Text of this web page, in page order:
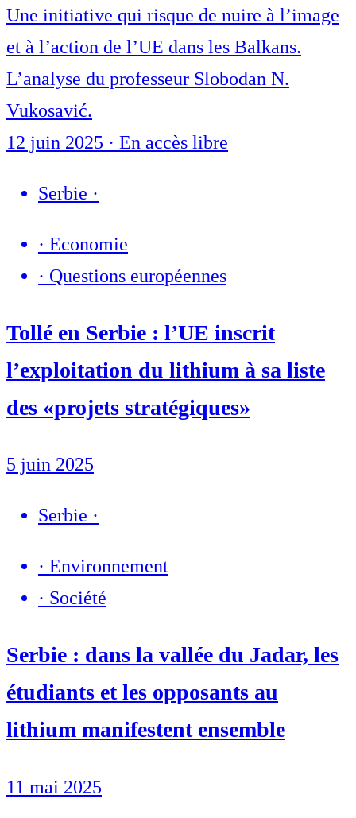
Une initiative qui risque de nuire à l’image
et à l’action de l’UE dans les Balkans.
L’analyse du professeur Slobodan N.
Vukosavić.
12 juin 2025 · En accès libre
Serbie ·
· Economie
· Questions européennes
Tollé en Serbie : l’UE inscrit
l’exploitation du lithium à sa liste
des «projets stratégiques»
5 juin 2025
Serbie ·
· Environnement
· Société
Serbie : dans la vallée du Jadar, les
étudiants et les opposants au
lithium manifestent ensemble
11 mai 2025